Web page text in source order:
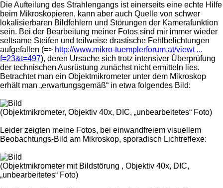
Die Aufteilung des Strahlengangs ist einerseits eine echte Hilfe
beim Mikroskopieren, kann aber auch Quelle von schwer
lokalisierbaren Bildfehlern und Störungen der Kamerafunktion
sein. Bei der Bearbeitung meiner Fotos sind mir immer wieder
seltsame Steifen und teilweise drastische Fehlbelichtungen
aufgefallen (=> http://www.mikro-tuemplerforum.at/viewt ...
f=23&t=497), deren Ursache sich trotz intensiver Überprüfung
der technischen Ausrüstung zunächst nicht ermitteln lies.
Betrachtet man ein Objektmikrometer unter dem Mikroskop
erhält man „erwartungsgemäß“ in etwa folgendes Bild:
(Objektmikrometer, Objektiv 40x, DIC, „unbearbeitetes“ Foto)
Leider zeigten meine Fotos, bei einwandfreiem visuellem
Beobachtungs-Bild am Mikroskop, sporadisch Lichtreflexe:
(Objektmikrometer mit Bildstörung , Objektiv 40x, DIC,
„unbearbeitetes“ Foto)